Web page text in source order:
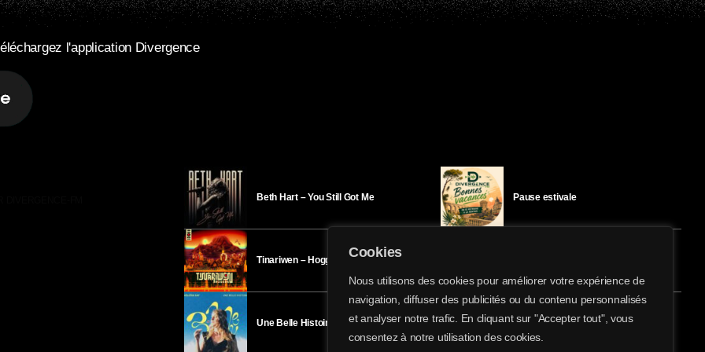
Cookies
Nous utilisons des cookies pour améliorer votre expérience de
navigation, diffuser des publicités ou du contenu personnalisés
et analyser notre trafic. En cliquant sur "Accepter tout", vous
consentez à notre utilisation des cookies.
share
2
email
l'application Divergence
Beth Hart – You Still Got Me
Tinariwen – Hoggar
Une Belle Histoire – Héloïse Bay
Pause estivale
Ici l’Ombre – mardi 28 juillet